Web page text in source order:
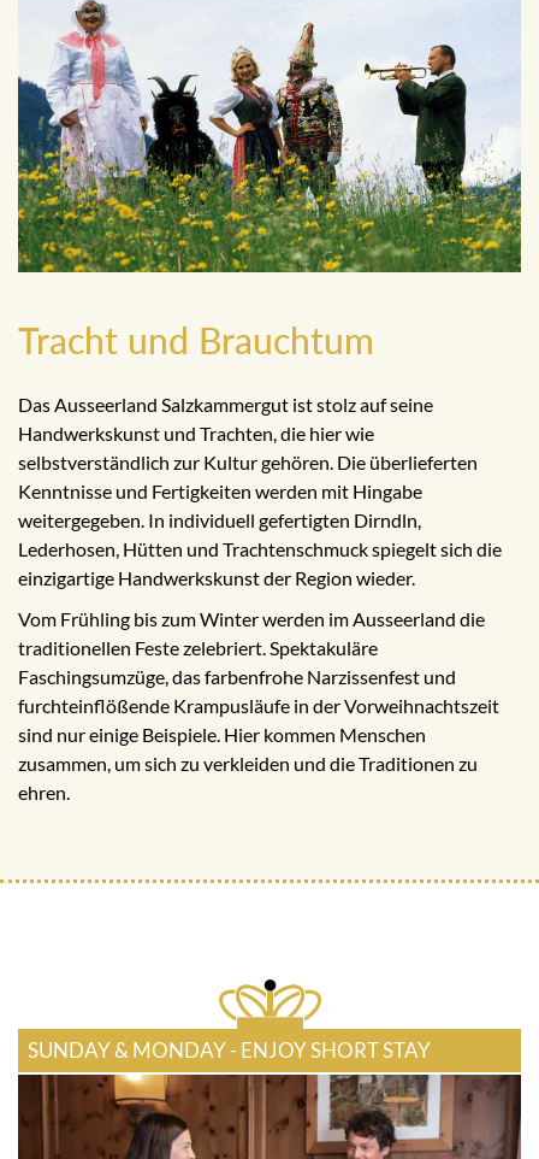
Tracht und Brauchtum
Das Ausseerland Salzkammergut ist stolz auf seine
Handwerkskunst und Trachten, die hier wie
selbstverständlich zur Kultur gehören. Die überlieferten
Kenntnisse und Fertigkeiten werden mit Hingabe
weitergegeben. In individuell gefertigten Dirndln,
Lederhosen, Hütten und Trachtenschmuck spiegelt sich die
einzigartige Handwerkskunst der Region wieder.
Vom Frühling bis zum Winter werden im Ausseerland die
traditionellen Feste zelebriert. Spektakuläre
Faschingsumzüge, das farbenfrohe Narzissenfest und
furchteinflößende Krampusläufe in der Vorweihnachtszeit
sind nur einige Beispiele. Hier kommen Menschen
zusammen, um sich zu verkleiden und die Traditionen zu
ehren.
SUNDAY & MONDAY - ENJOY SHORT STAY